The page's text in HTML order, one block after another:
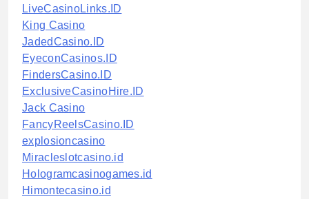
LiveCasinoLinks.ID
King Casino
JadedCasino.ID
EyeconCasinos.ID
FindersCasino.ID
ExclusiveCasinoHire.ID
Jack Casino
FancyReelsCasino.ID
explosioncasino
Miracleslotcasino.id
Hologramcasinogames.id
Himontecasino.id